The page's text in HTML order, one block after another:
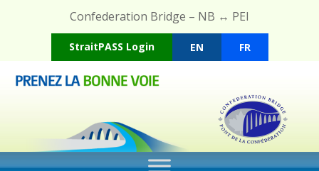
Confederation Bridge – NB ↔ PEI
StraitPASS Login EN FR